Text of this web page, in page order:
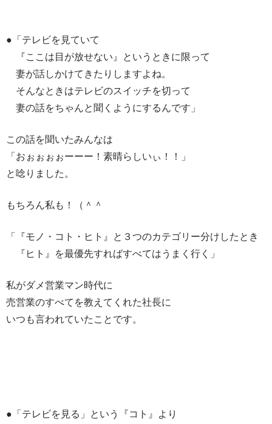
●「テレビを見ていて
『ここは目が放せない』というときに限って
妻が話しかけてきたりしますよね。
そんなときはテレビのスイッチを切って
妻の話をちゃんと聞くようにするんです」
この話を聞いたみんなは
「おぉぉぉぉーーー！素晴らしいぃ！！」
と唸りました。
もちろん私も！（＾＾
「『モノ・コト・ヒト』と３つのカテゴリー分けしたとき
『ヒト』を最優先すればすべてはうまく行く」
私がダメ営業マン時代に
売営業のすべてを教えてくれた社長に
いつも言われていたことです。
●「テレビを見る」という『コト』より